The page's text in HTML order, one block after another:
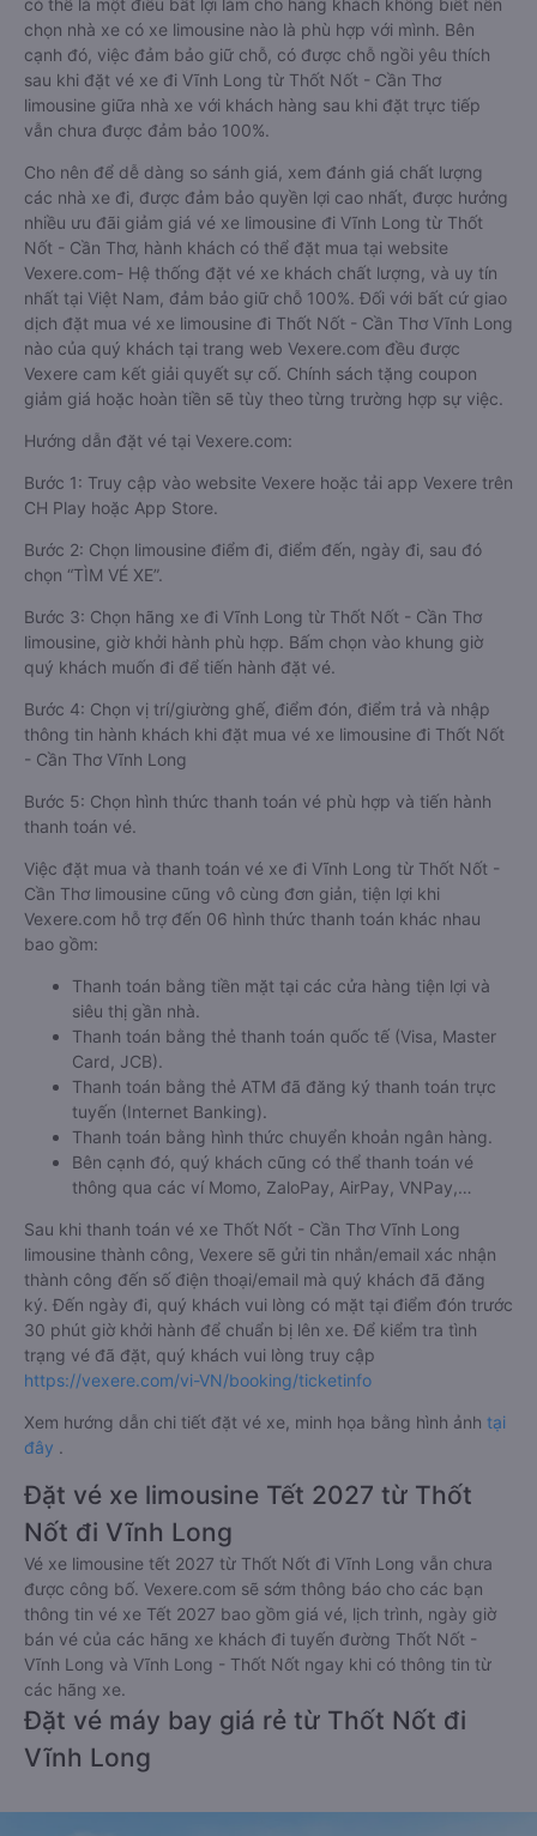
có thể là một điều bất lợi làm cho hàng khách không biết nên
chọn nhà xe có xe limousine nào là phù hợp với mình. Bên
cạnh đó, việc đảm bảo giữ chỗ, có được chỗ ngồi yêu thích
sau khi đặt vé xe đi Vĩnh Long từ Thốt Nốt - Cần Thơ
limousine giữa nhà xe với khách hàng sau khi đặt trực tiếp
vẫn chưa được đảm bảo 100%.
Cho nên để dễ dàng so sánh giá, xem đánh giá chất lượng
các nhà xe đi, được đảm bảo quyền lợi cao nhất, được hưởng
nhiều ưu đãi giảm giá vé xe limousine đi Vĩnh Long từ Thốt
Nốt - Cần Thơ, hành khách có thể đặt mua tại website
Vexere.com- Hệ thống đặt vé xe khách chất lượng, và uy tín
nhất tại Việt Nam, đảm bảo giữ chỗ 100%. Đối với bất cứ giao
dịch đặt mua vé xe limousine đi Thốt Nốt - Cần Thơ Vĩnh Long
nào của quý khách tại trang web Vexere.com đều được
Vexere cam kết giải quyết sự cố. Chính sách tặng coupon
giảm giá hoặc hoàn tiền sẽ tùy theo từng trường hợp sự việc.
Hướng dẫn đặt vé tại Vexere.com:
Bước 1: Truy cập vào website Vexere hoặc tải app Vexere trên
CH Play hoặc App Store.
Bước 2: Chọn limousine điểm đi, điểm đến, ngày đi, sau đó
chọn “TÌM VÉ XE”.
Bước 3: Chọn hãng xe đi Vĩnh Long từ Thốt Nốt - Cần Thơ
limousine, giờ khởi hành phù hợp. Bấm chọn vào khung giờ
quý khách muốn đi để tiến hành đặt vé.
Bước 4: Chọn vị trí/giường ghế, điểm đón, điểm trả và nhập
thông tin hành khách khi đặt mua vé xe limousine đi Thốt Nốt
- Cần Thơ Vĩnh Long
Bước 5: Chọn hình thức thanh toán vé phù hợp và tiến hành
thanh toán vé.
Việc đặt mua và thanh toán vé xe đi Vĩnh Long từ Thốt Nốt -
Cần Thơ limousine cũng vô cùng đơn giản, tiện lợi khi
Vexere.com hỗ trợ đến 06 hình thức thanh toán khác nhau
bao gồm:
Thanh toán bằng tiền mặt tại các cửa hàng tiện lợi và
siêu thị gần nhà.
Thanh toán bằng thẻ thanh toán quốc tế (Visa, Master
Card, JCB).
Thanh toán bằng thẻ ATM đã đăng ký thanh toán trực
tuyến (Internet Banking).
Thanh toán bằng hình thức chuyển khoản ngân hàng.
Bên cạnh đó, quý khách cũng có thể thanh toán vé
thông qua các ví Momo, ZaloPay, AirPay, VNPay,…
Sau khi thanh toán vé xe Thốt Nốt - Cần Thơ Vĩnh Long
limousine thành công, Vexere sẽ gửi tin nhắn/email xác nhận
thành công đến số điện thoại/email mà quý khách đã đăng
ký. Đến ngày đi, quý khách vui lòng có mặt tại điểm đón trước
30 phút giờ khởi hành để chuẩn bị lên xe. Để kiểm tra tình
trạng vé đã đặt, quý khách vui lòng truy cập
https://vexere.com/vi-VN/booking/ticketinfo
Xem hướng dẫn chi tiết đặt vé xe, minh họa bằng hình ảnh tại
đây .
Đặt vé xe limousine Tết 2027 từ Thốt
Nốt đi Vĩnh Long
Vé xe limousine tết 2027 từ Thốt Nốt đi Vĩnh Long vẫn chưa
được công bố. Vexere.com sẽ sớm thông báo cho các bạn
thông tin vé xe Tết 2027 bao gồm giá vé, lịch trình, ngày giờ
bán vé của các hãng xe khách đi tuyến đường Thốt Nốt -
Vĩnh Long và Vĩnh Long - Thốt Nốt ngay khi có thông tin từ
các hãng xe.
Đặt vé máy bay giá rẻ từ Thốt Nốt đi
Vĩnh Long